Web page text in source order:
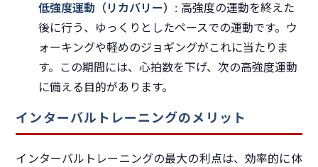
低強度運動（リカバリー） : 高強度の運動を終えた
後に行う、ゆっくりとしたペースでの運動です。ウ
ォーキングや軽めのジョギングがこれに当たりま
す。この期間には、心拍数を下げ、次の高強度運動
に備える目的があります。
インターバルトレーニングのメリット
インターバルトレーニングの最大の利点は、効率的に体